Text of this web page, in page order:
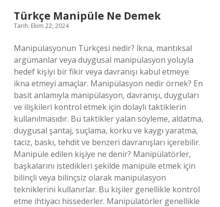
Türkçe Manipüle Ne Demek
Tarih: Ekim 22, 2024
Manipülasyonun Türkçesi nedir? İkna, mantıksal
argümanlar veya duygusal manipülasyon yoluyla
hedef kişiyi bir fikir veya davranışı kabul etmeye
ikna etmeyi amaçlar. Manipülasyon nedir örnek? En
basit anlamıyla manipülasyon, davranışı, duyguları
ve ilişkileri kontrol etmek için dolaylı taktiklerin
kullanılmasıdır. Bu taktikler yalan söyleme, aldatma,
duygusal şantaj, suçlama, korku ve kaygı yaratma,
taciz, baskı, tehdit ve benzeri davranışları içerebilir.
Manipüle edilen kişiye ne denir? Manipülatörler,
başkalarını istedikleri şekilde manipüle etmek için
bilinçli veya bilinçsiz olarak manipülasyon
tekniklerini kullanırlar. Bu kişiler genellikle kontrol
etme ihtiyacı hissederler. Manipülatörler genellikle